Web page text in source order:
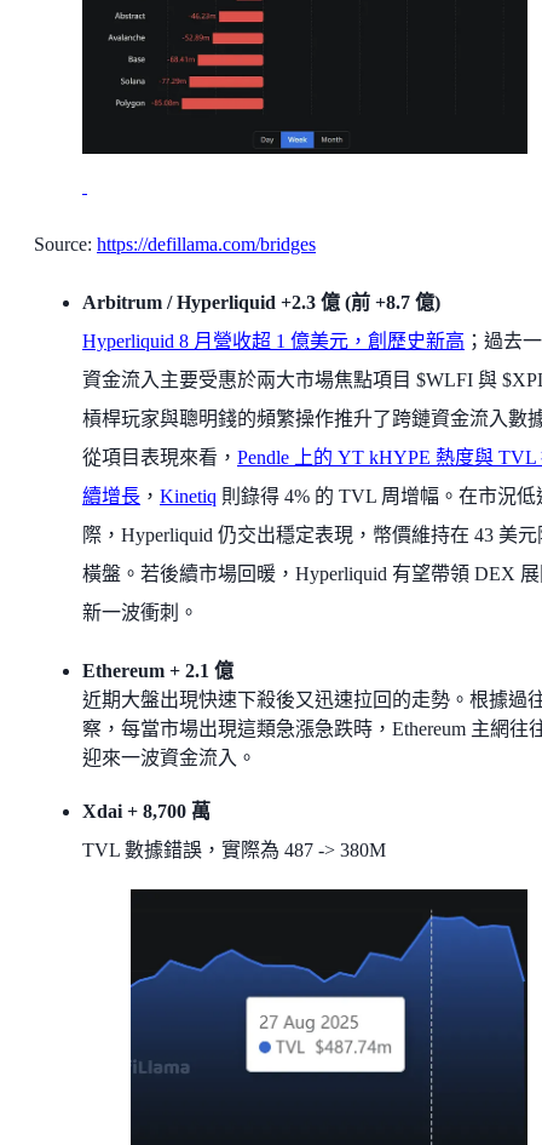
Source: https://defillama.com/bridges
Arbitrum / Hyperliquid +2.3 億 (前 +8.7 億)
Hyperliquid 8 月營收超 1 億美元，創歷史新高 ；過去
資金流入主要受惠於兩大市場焦點項目 $WLFI 與
槓桿玩家與聰明錢的頻繁操作推升了跨鏈資金流入數
從項目表現來看， Pendle 上的 YT kHYPE 熱度與 TVL
續增長 ， Kinetiq 則錄得 4% 的 TVL 周增幅。在市況低
際，Hyperliquid 仍交出穩定表現，幣價維持在 43 美元
橫盤。若後續市場回暖，Hyperliquid 有望帶領 DEX
新一波衝刺。
Ethereum + 2.1 億
近期大盤出現快速下殺後又迅速拉回的走勢。根據過
察，每當市場出現這類急漲急跌時，Ethereum 主網往
迎來一波資金流入。
Xdai + 8,700 萬
TVL 數據錯誤，實際為 487 -> 380M